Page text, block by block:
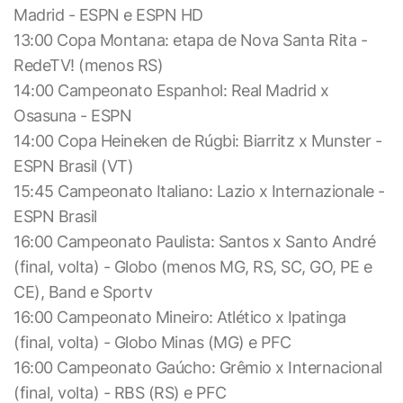
Madrid - ESPN e ESPN HD
13:00 Copa Montana: etapa de Nova Santa Rita -
RedeTV! (menos RS)
14:00 Campeonato Espanhol: Real Madrid x
Osasuna - ESPN
14:00 Copa Heineken de Rúgbi: Biarritz x Munster -
ESPN Brasil (VT)
15:45 Campeonato Italiano: Lazio x Internazionale -
ESPN Brasil
16:00 Campeonato Paulista: Santos x Santo André
(final, volta) - Globo (menos MG, RS, SC, GO, PE e
CE), Band e Sportv
16:00 Campeonato Mineiro: Atlético x Ipatinga
(final, volta) - Globo Minas (MG) e PFC
16:00 Campeonato Gaúcho: Grêmio x Internacional
(final, volta) - RBS (RS) e PFC